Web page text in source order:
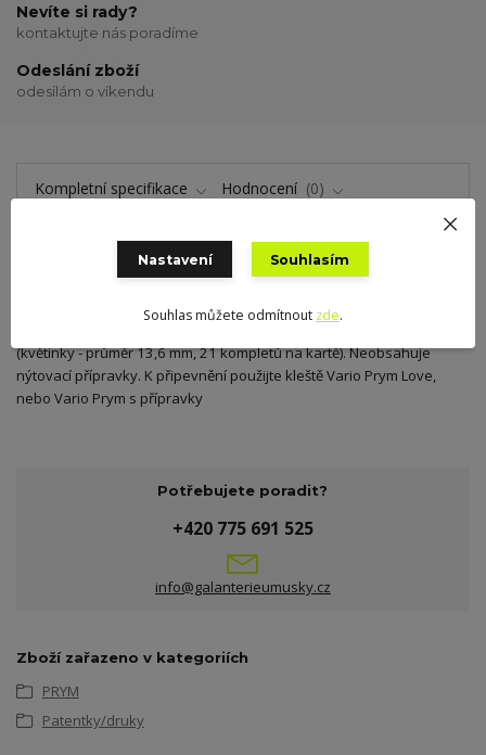
Nevíte si rady?
kontaktujte nás poradíme
Odeslání zboží
odesílám o víkendu
Kompletní specifikace Hodnocení 0
(květinky - průměr 13,6 mm, 21 kompletů na kartě). Neobsahuje
nýtovací přípravky. K připevnění použijte kleště Vario Prym Love,
nebo Vario Prym s přípravky
Potřebujete poradit?
+420 775 691 525
info@galanterieumusky.cz
Zboží zařazeno v kategoriích
PRYM
Patentky/druky
Nastavení Souhlasím
Souhlas můžete odmítnout zde.